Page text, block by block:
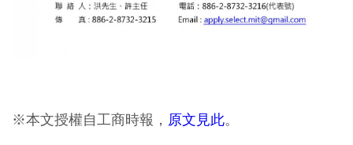
※本文授權自工商時報， 原文見此。